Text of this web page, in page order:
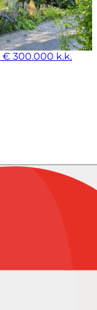
€ 300.000 k.k.